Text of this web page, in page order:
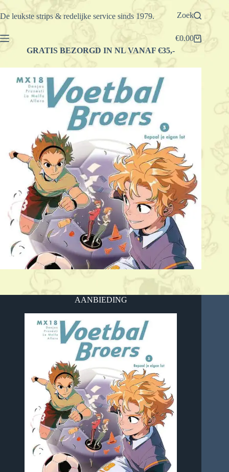
Ga
naar
De leukste strips & redelijke service sinds 1979. Zoek
Winkelwagen
€0.00
GRATIS BEZORGD IN NL VANAF €35,-
AANBIEDING